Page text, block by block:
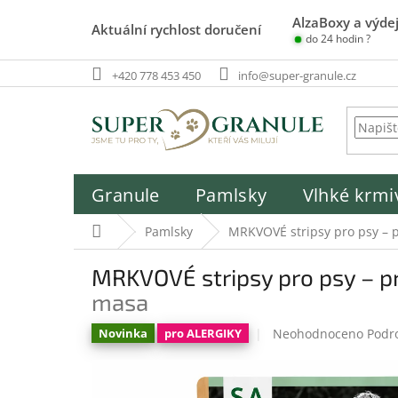
Aktuální rychlost doručení AlzaBoxy a
do 24 hodin ?
+420 778 453 450 info@super-granule.cz
Granule Pamlsky Vlhké
Domů Pamlsky MRKVOVÉ stripsy pro psy
MRKVOVÉ stripsy pro psy –
masa
Novinka pro ALERGIKY
Průměrné
je
Neohodnoceno